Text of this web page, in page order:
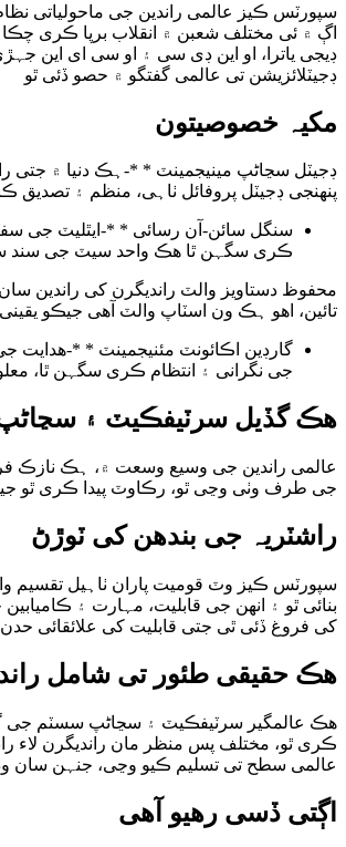
سپورٽس ڪیز عالمی راندین جی ماحولیاتی
اڳ ۾ ئی مختلف شعبن ۾ انقلاب برپا ڪری چڪا
ڊیجی یاترا، او این ڊی سی ۽ او سی ای این
ڊجیٽلائزیشن تی عالمی گفتگو ۾ حصو ڏئی ٿو
مکیہ خصوصیتون
ڊجیٽل سڃاڻپ مینیجمینٽ * *-ہڪ دنیا ۾
پنھنجی ڊجیٽل پروفائل ٺاہی، منظم ۽
سنگل سائن-آن رسائی * *-ایٿلیٽ جی
ڪری سگہن ٿا ھڪ واحد سیٽ جی سند
محفوظ دستاویز والٽ راندیگرن کی
تائین، اھو ہڪ ون اسٽاپ والٽ آھی جیڪو
گارڊین اڪائونٽ مئنیجمینٽ * *-ھدایت
جی نگرانی ۽ انتظام ڪری سگہن ٿا،
ھڪ گڏیل سرٽیفڪیٽ ۽
عالمی راندین جی وسیع وسعت ۾، ہڪ نازڪ
جی طرف وٺی وڃی ٿو، رڪاوٽ پیدا ڪری ٿو
راشٽریہ جی بندھن کی ٽوڙڻ
سپورٽس ڪیز وٽ قومیت پاران ٺاہیل تقسیم
بنائی ٿو ۽ انھن جی قابلیت، مہارت ۽
کی فروغ ڏئی ٿی جتی قابلیت کی علائقائی
ھڪ حقیقی طئور تی شامل
ھڪ عالمگیر سرٽیفڪیٽ ۽ سڃاڻپ سسٽم جی
ڪری ٿو، مختلف پس منظر مان راندیگرن لاء
عالمی سطح تی تسلیم ڪیو وڃی، جنہن سان
اڳتی ڏسی رھیو آھی